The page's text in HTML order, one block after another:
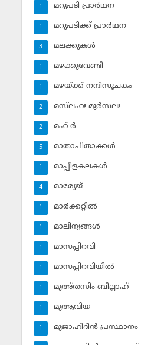
മറുപടി പ്രാര്‍ഥന
1
മറുപടിക്ക് പ്രാര്‍ഥന
1
മലക്കുകള്‍
3
മഴക്കുവേണ്ടി
1
മഴയ്ക്ക് നന്ദിസൂചകം
1
മസ്‌ലഹഃ മുര്‍സലഃ
2
മഹ് ര്‍
2
മാതാപിതാക്കള്‍
5
മാപ്പിളകലകള്‍
1
മാര്യേജ്
4
മാര്‍ക്കറ്റില്‍
1
മാലിന്യങ്ങള്‍
1
മാസപ്പിറവി
1
മാസപ്പിറവിയില്‍
1
മുഅ്തസിം ബില്ലാഹ്
1
മുആവിയ
1
മുജാഹിദീന്‍ പ്രസ്ഥാനം
1